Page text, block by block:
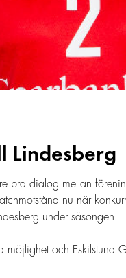
Lindesberg
bra dialog mellan
nu när
under säsongen.
och Eskilstuna